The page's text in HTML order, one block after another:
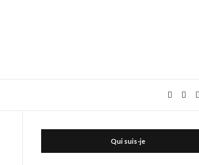
Qui suis-je